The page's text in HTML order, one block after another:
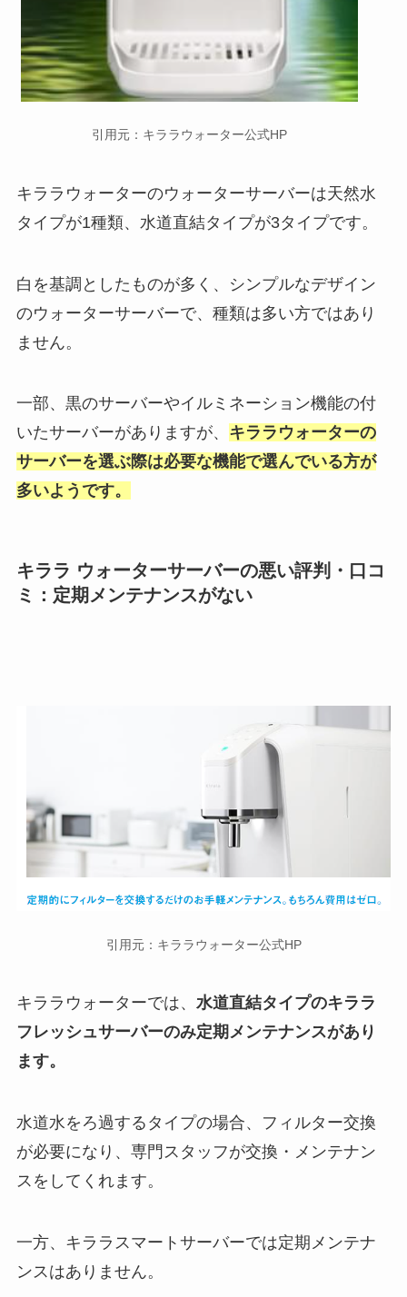
引用元：キララウォーター公式HP
キララウォーターのウォーターサーバーは天然水
タイプが1種類、水道直結タイプが3タイプです。
白を基調としたものが多く、シンプルなデザイン
のウォーターサーバーで、種類は多い方ではあり
ません。
一部、黒のサーバーやイルミネーション機能の付
いたサーバーがありますが、 キラ ラウォーターの
サーバーを選ぶ際は必要な機能で選んでいる方が
多いようです。
キララ ウォーターサーバーの悪い評判・口コ
ミ： 定期メンテナンスがない
引用元：キララウォーター公式HP
キララウォーターでは、 水道直結タイプのキララ
フレッシュサーバーのみ定期メンテナンスがあり
ます。
水道水をろ過するタイプの場合、フィルター交換
が必要になり、専門スタッフが交換・メンテナン
スをしてくれます。
一方、キララスマートサーバーでは定期メンテナ
ンスはありません。